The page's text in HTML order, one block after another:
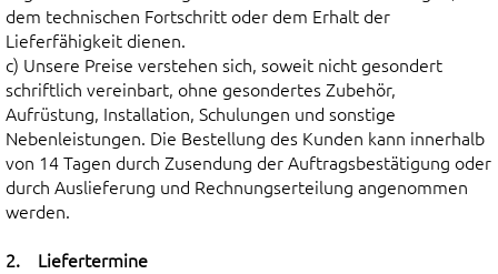
dem technischen Fortschritt oder dem Erhalt der
Lieferfähigkeit dienen.
c) Unsere Preise verstehen sich, soweit nicht gesondert
schriftlich vereinbart, ohne gesondertes Zubehör,
Aufrüstung, Installation, Schulungen und sonstige
Nebenleistungen. Die Bestellung des Kunden kann innerhalb
von 14 Tagen durch Zusendung der Auftragsbestätigung oder
durch Auslieferung und Rechnungserteilung angenommen
werden.
2. Liefertermine